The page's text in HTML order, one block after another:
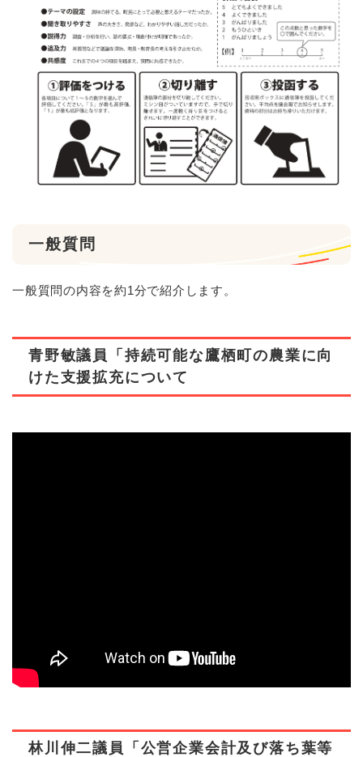
一般質問
一般質問の内容を約1分で紹介します。
青野敏議員「持続可能な鷹栖町の農業に向
けた支援拡充について
林川伸二議員「公営企業会計及び落ち葉等